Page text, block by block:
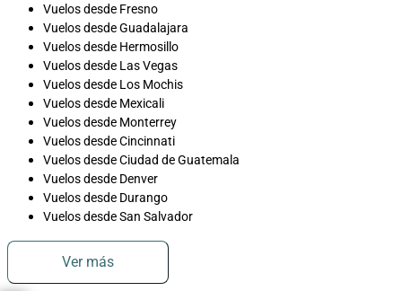
Vuelos desde Fresno
Vuelos desde Guadalajara
Vuelos desde Hermosillo
Vuelos desde Las Vegas
Vuelos desde Los Mochis
Vuelos desde Mexicali
Vuelos desde Monterrey
Vuelos desde Cincinnati
Vuelos desde Ciudad de Guatemala
Vuelos desde Denver
Vuelos desde Durango
Vuelos desde San Salvador
Ver más